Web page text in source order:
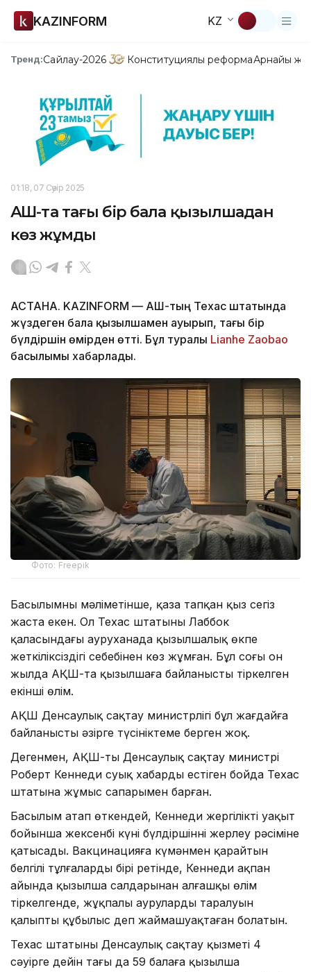
KAZINFORM KZ
Тренд:Сайлау-2026 Конституциялық реформаАрнайы
01:18, 07 Сәуір 2025
АҚШ-та тағы бір бала қызылшадан
көз жұмды
АСТАНА. KAZINFORM — АҚШ-тың Техас штатында
жүздеген бала қызылшамен ауырып, тағы бір
бүлдіршін өмірден өтті. Бұл туралы Lianhe Zaobao
басылымы хабарлады.
Фото: Freepik
Басылымның мәліметінше, қаза тапқан қыз сегіз
жаста екен. Ол Техас штатының Лаббок
қаласындағы ауруханада қызылшалық өкпе
жеткіліксіздігі себебінен көз жұмған. Бұл соңғы он
жылда АҚШ-та қызылшаға байланысты тіркелген
екінші өлім.
АҚШ Денсаулық сақтау министрлігі бұл жағдайға
байланысты әзірге түсініктеме берген жоқ.
Дегенмен, АҚШ-тың Денсаулық сақтау министрі
Роберт Кеннеди суық хабарды естіген бойда Техас
штатына жұмыс сапарымен барған.
Басылым атап өткендей, Кеннеди жергілікті уақыт
бойынша жексенбі күні бүлдіршіннің жерлеу рәсіміне
қатысады. Вакцинацияға күмәнмен қарайтын
белгілі тұлғалардың бірі ретінде, Кеннеди ақпан
айында қызылша салдарынан алғашқы өлім
тіркелгенде, жұқпалы аурулардың таралуын
қалыпты құбылыс деп жаймашуақтаған болатын.
Техас штатының Денсаулық сақтау қызметі 4
сәуірге дейін тағы да 59 балаға қызылша